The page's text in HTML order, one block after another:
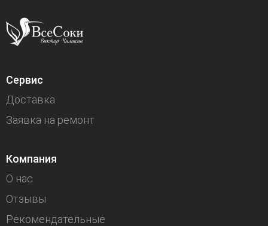
Сервис
Доставка
Заявка на ремонт
Компания
О нас
Отзывы
Рекомендательные